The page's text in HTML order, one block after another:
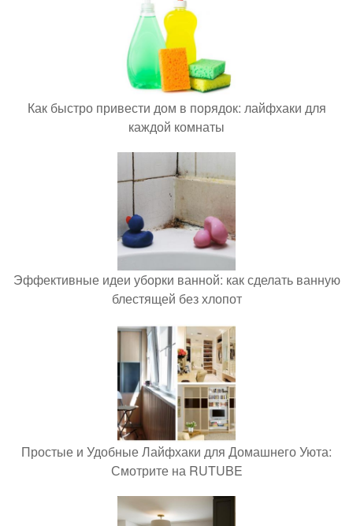
Как быстро привести дом в порядок: лайфхаки для
каждой комнаты
Эффективные идеи уборки ванной: как сделать ванную
блестящей без хлопот
Простые и Удобные Лайфхаки для Домашнего Уюта:
Смотрите на RUTUBE